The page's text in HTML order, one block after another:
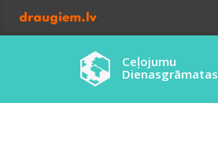
Ceļojumu
Dienasgrāmatas